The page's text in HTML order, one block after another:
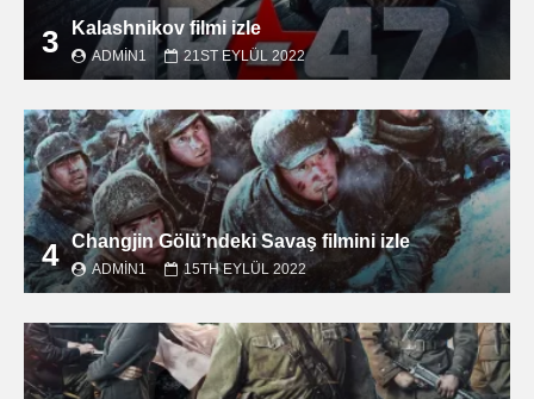
3 Kalashnikov filmi izle
ADMIN1 21ST EYLÜL 2022
4 Changjin Gölü’ndeki Savaş filmini izle
ADMIN1 15TH EYLÜL 2022